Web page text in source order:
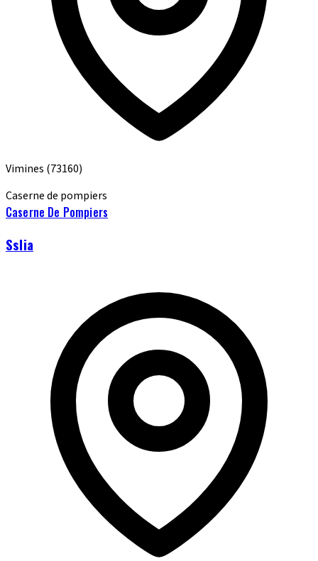
Vimines (73160)
Caserne de pompiers
Caserne De Pompiers
Sslia